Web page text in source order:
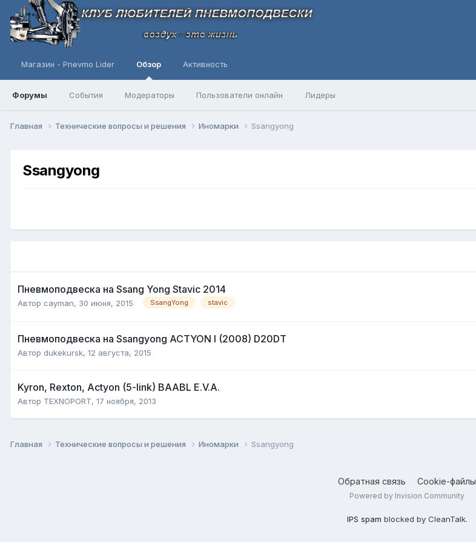
Магазин - Pnevmo Lider Обзор
Форумы События Модераторы Пользователи онлайн Лидеры
Активность
Главная Технические вопросы и решения Иномарки Ssangyong
Ssangyong
Пневмоподвеска на Ssang Yong Stavic 2014
Автор cayman, 30 июня, 2015 SsangYong stavic
Пневмоподвеска на Ssangyong ACTYON I (2008) D20DT
Автор dukekursk, 12 августа, 2015
Kyron, Rexton, Actyon (5-link) BAABL E.V.A.
Автор TEXNOPORT, 17 ноября, 2013
Главная Технические вопросы и решения Иномарки Ssangyong
Обратная связь Cookie-файлы
Powered by Invision Community
IPS spam blocked by CleanTalk.